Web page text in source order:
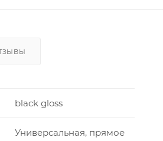
black gloss
Универсальная, прямое